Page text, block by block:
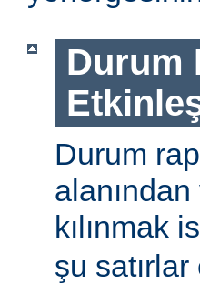
Durum
Durum
kılınmak
şu